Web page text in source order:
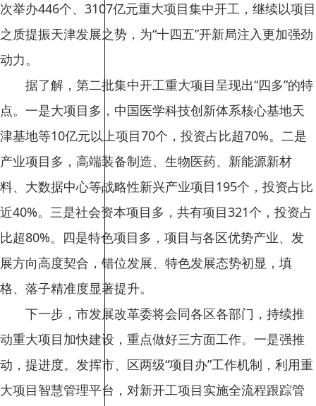
次举办446个、3107亿元重大项目集中开工，继续以项目
之质提振天津发展之势，为“十四五”开新局注入更加强劲
动力。
据了解，第二批集中开工重大项目呈现出“四多”的特
点。一是大项目多，中国医学科技创新体系核心基地天
津基地等10亿元以上项目70个，投资占比超70%。二是
产业项目多，高端装备制造、生物医药、新能源新材
料、大数据中心等战略性新兴产业项目195个，投资占比
近40%。三是社会资本项目多，共有项目321个，投资占
比超80%。四是特色项目多，项目与各区优势产业、发
展方向高度契合，错位发展、特色发展态势初显，填
格、落子精准度显著提升。
下一步，市发展改革委将会同各区各部门，持续推
动重大项目加快建设，重点做好三方面工作。一是强推
动，提进度。发挥市、区两级“项目办”工作机制，利用重
大项目智慧管理平台，对新开工项目实施全流程跟踪管